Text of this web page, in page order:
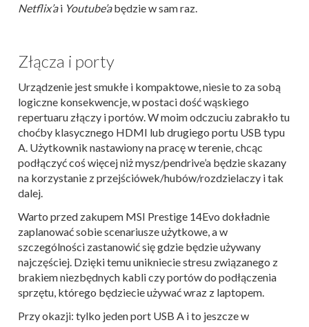
Netflix’ai Youtube’abędzie w sam raz.
Złącza i porty
Urządzenie jest smukłe i kompaktowe, niesie to za sobą
logiczne konsekwencje, w postaci dość wąskiego
repertuaru złączy i portów. W moim odczuciu zabrakło tu
choćby klasycznego HDMI lub drugiego portu USB typu
A. Użytkownik nastawiony na pracę w terenie, chcąc
podłączyć coś więcej niż mysz/pendrive’a będzie skazany
na korzystanie z przejściówek/hubów/rozdzielaczy i tak
dalej.
Warto przed zakupem MSI Prestige 14Evo dokładnie
zaplanować sobie scenariusze użytkowe, a w
szczególności zastanowić się gdzie będzie używany
najczęściej. Dzięki temu unikniecie stresu związanego z
brakiem niezbędnych kabli czy portów do podłączenia
sprzętu, którego będziecie używać wraz z laptopem.
Przy okazji: tylko jeden port USB A i to jeszcze w